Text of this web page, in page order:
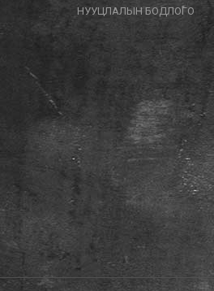
НУУЦЛАЛЫН БОДЛОГО